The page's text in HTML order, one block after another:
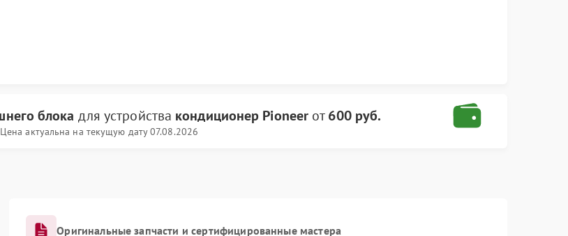
блока для устройства кондиционер Pioneer от600 руб.
Цена актуальна на текущую дату 07.08.2026
Оригинальные запчасти и сертифицированные мастера